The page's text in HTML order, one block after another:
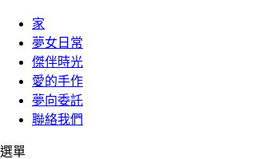
家
夢女日常
傑伴時光
愛的手作
夢向委託
聯絡我們
選單